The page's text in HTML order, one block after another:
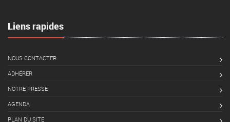
Liens rapides
NOUS CONTACTER
ADHÉRER
NOTRE PRESSE
AGENDA
PLAN DU SITE